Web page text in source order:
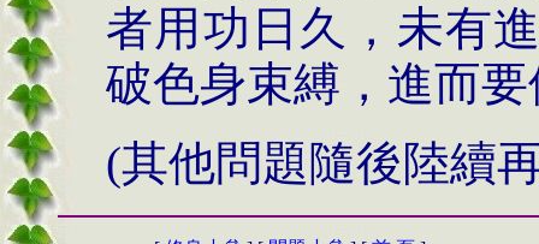
者用功日久，未有
破色身束縛，進而
(其他問題隨後陸續